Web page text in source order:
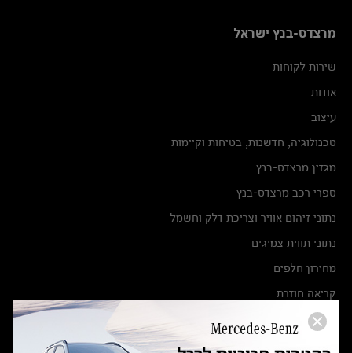
מרצדס-בנץ ישראל
שירות לקוחות
אודות
עיצוב
טכנולוגיה, חדשנות, בטיחות וקיימות
מגזין מרצדס-בנץ
ספרי רכב מרצדס-בנץ
נתוני זיהום אוויר וצריכת דלק וחשמל
נתוני תווית צמיגים
מחירון חלפים
קריאה חוזרת
הודעה על הטבות לרכבי מרצדס בהסדר פשרה בתצ 56447-02-19